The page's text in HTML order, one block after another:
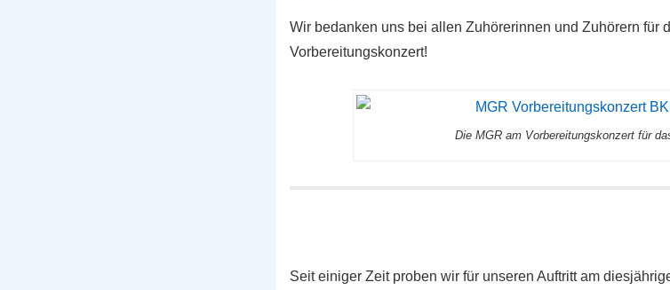
Wir bedanken uns bei allen Zuhörerinnen und Zuhörern für
Vorbereitungskonzert!
Die MGR am Vorbereitungskonzert für
Seit einiger Zeit proben wir für unseren Auftritt am